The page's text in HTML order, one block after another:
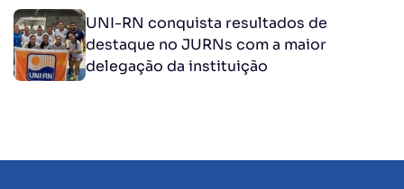
UNI-RN conquista resultados de
destaque no JURNs com a maior
delegação da instituição